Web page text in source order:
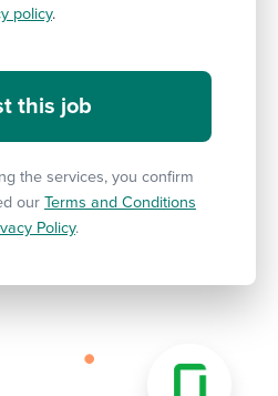
policy.
the services, you confirm
our Terms and Conditions
Policy.